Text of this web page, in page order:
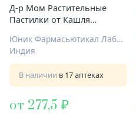
Д-р Мом Растительные
Пастилки от Кашля
Юник Фармасьютикал Лабораториз
Индия
В наличии в 17 аптеках
от 277,5